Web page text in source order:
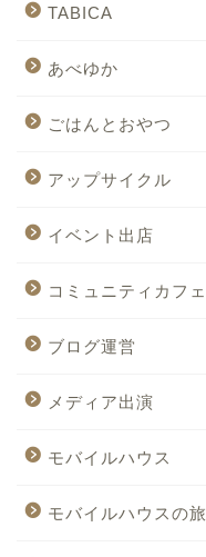
TABICA
あべゆか
ごはんとおやつ
アップサイクル
イベント出店
コミュニティカフェ
ブログ運営
メディア出演
モバイルハウス
モバイルハウスの旅